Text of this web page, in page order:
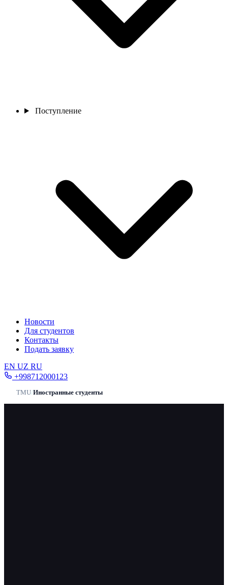
Поступление
Новости
Для студентов
Контакты
Подать заявку
EN UZ RU
+998712000123
TMU/Иностранные студенты